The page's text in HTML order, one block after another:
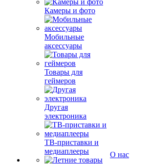
Камеры и фото
Мобильные
аксессуары
Товары для
геймеров
Другая
электроника
ТВ-приставки и
медиаплееры
О нас